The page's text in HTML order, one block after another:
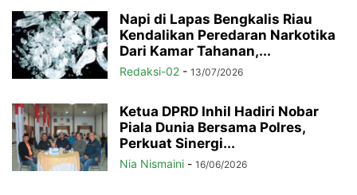
Napi di Lapas Bengkalis Riau
Kendalikan Peredaran Narkotika
Dari Kamar Tahanan,...
Redaksi-02 - 13/07/2026
Ketua DPRD Inhil Hadiri Nobar
Piala Dunia Bersama Polres,
Perkuat Sinergi...
Nia Nismaini - 16/06/2026